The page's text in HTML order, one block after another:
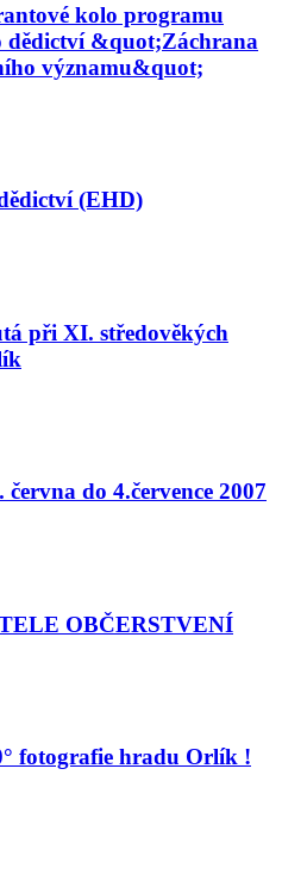
kolo programu
&quot;Záchrana
významu&quot;
(EHD)
při XI. středověkých
do 4.července 2007
OBČERSTVENÍ
fotografie hradu Orlík !